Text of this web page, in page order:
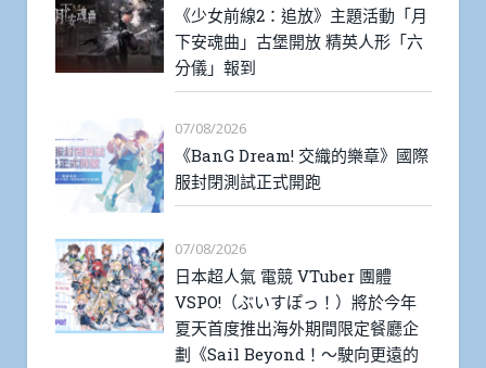
《少女前線2：追放》主題活動「月
下安魂曲」古堡開放 精英人形「六
分儀」報到
07/08/2026
《BanG Dream! 交織的樂章》國際
服封閉測試正式開跑
07/08/2026
日本超人氣 電競 VTuber 團體
VSPO!（ぶいすぽっ！）將於今年
夏天首度推出海外期間限定餐廳企
劃《Sail Beyond！～駛向更遠的